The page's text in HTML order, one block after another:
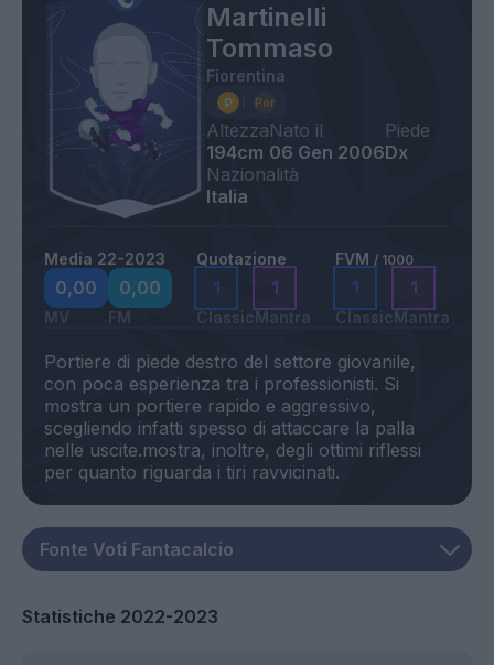
Martinelli
Tommaso
Fiorentina
Altezza
194cm
Nato il
06 Gen 2006
Piede
Dx
Nazionalità
Italia
Media 22-2023
0,00
MV
0,00
FM
Quotazione
1
Classic
1
Mantra
FVM / 1000
1
Classic
1
Mantra
Portiere di piede destro del settore giovanile,
con poca esperienza tra i professionisti. Si
mostra un portiere rapido e aggressivo,
scegliendo infatti spesso di attaccare la palla
nelle uscite.mostra, inoltre, degli ottimi riflessi
Statistiche 2022-2023